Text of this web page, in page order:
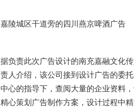
嘉陵城区干道旁的四川燕京啤酒广告
据负责此次广告设计的南充嘉融文化
责人介绍，该公司接到设计广告的委
中心的指导下，查阅大量的企业资料
精心策划广告制作方案，设计过程中